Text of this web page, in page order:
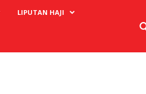
LIPUTAN HAJI